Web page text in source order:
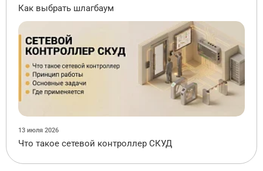
Как выбрать шлагбаум
13 июля 2026
Что такое сетевой контроллер СКУД